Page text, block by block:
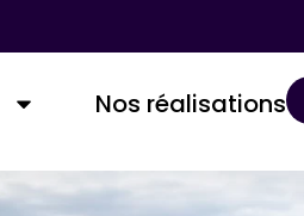
Nos réalisations​